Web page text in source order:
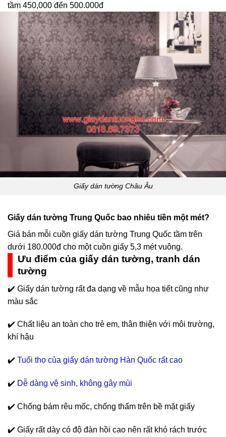
tầm 450,000 đến 500.000đ
Giấy dán tường Châu Âu
Giấy dán tường Trung Quốc bao nhiêu tiền một mét?
Giá bán mỗi cuồn giấy dán tường Trung Quốc tầm trên
dưới 180.000đ cho một cuồn giấy 5,3 mét vuông.
Ưu điểm của giấy dán tường, tranh dán
tường
✔️ Giấy dán tường rất đa dạng về mẫu họa tiết cũng như
màu sắc
✔️ Chất liệu an toàn cho trẻ em, thân thiện với môi trường,
khí hậu
✔️ Tuổi thọ của giấy dán tường Hàn Quốc rất cao
✔️ Dễ dàng vệ sinh, không gây mùi
✔️ Chống bám rêu mốc, chống thấm trên bề mặt giấy
✔️ Giấy rất dày có độ đàn hồi cao nên rất khó rách trước